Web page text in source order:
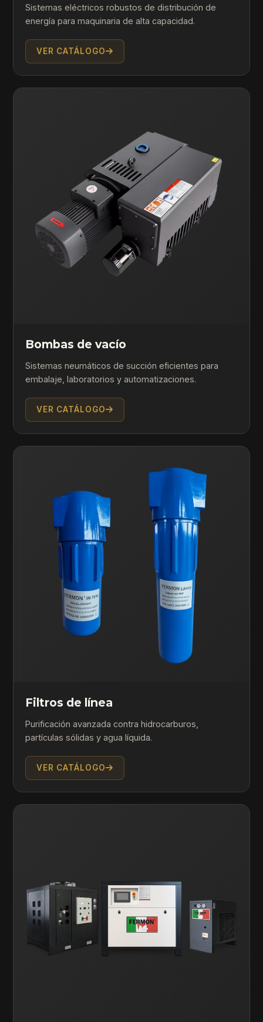
Sistemas eléctricos robustos de distribución de
energía para maquinaria de alta capacidad.
VER CATÁLOGO
Bombas de vacío
Sistemas neumáticos de succión eficientes para
embalaje, laboratorios y automatizaciones.
VER CATÁLOGO
Filtros de línea
Purificación avanzada contra hidrocarburos,
partículas sólidas y agua líquida.
VER CATÁLOGO